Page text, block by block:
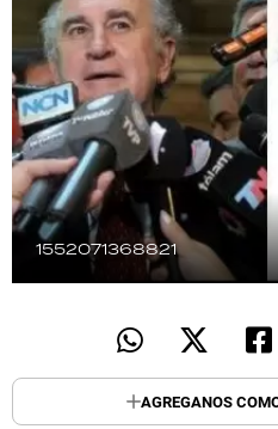
1552071368821
AGREGANOS
Seguinos